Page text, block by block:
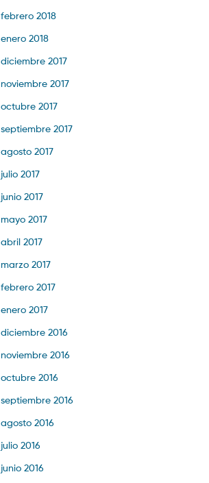
febrero 2018
enero 2018
diciembre 2017
noviembre 2017
octubre 2017
septiembre 2017
agosto 2017
julio 2017
junio 2017
mayo 2017
abril 2017
marzo 2017
febrero 2017
enero 2017
diciembre 2016
noviembre 2016
octubre 2016
septiembre 2016
agosto 2016
julio 2016
junio 2016